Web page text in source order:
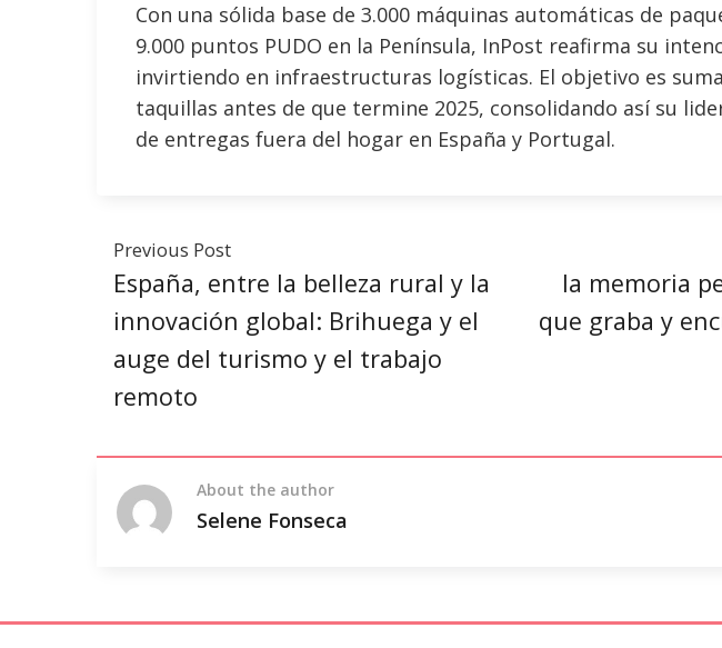
Con una sólida base de 3.000 máquinas automáticas de
9.000 puntos PUDO en la Península, InPost reafirma su
invirtiendo en infraestructuras logísticas. El objetivo es
taquillas antes de que termine 2025, consolidando así su
de entregas fuera del hogar en España y Portugal.
Previous Post
España, entre la belleza rural y la
innovación global: Brihuega y el
auge del turismo y el trabajo
remoto
la memoria
que graba y
About the author
Selene Fonseca